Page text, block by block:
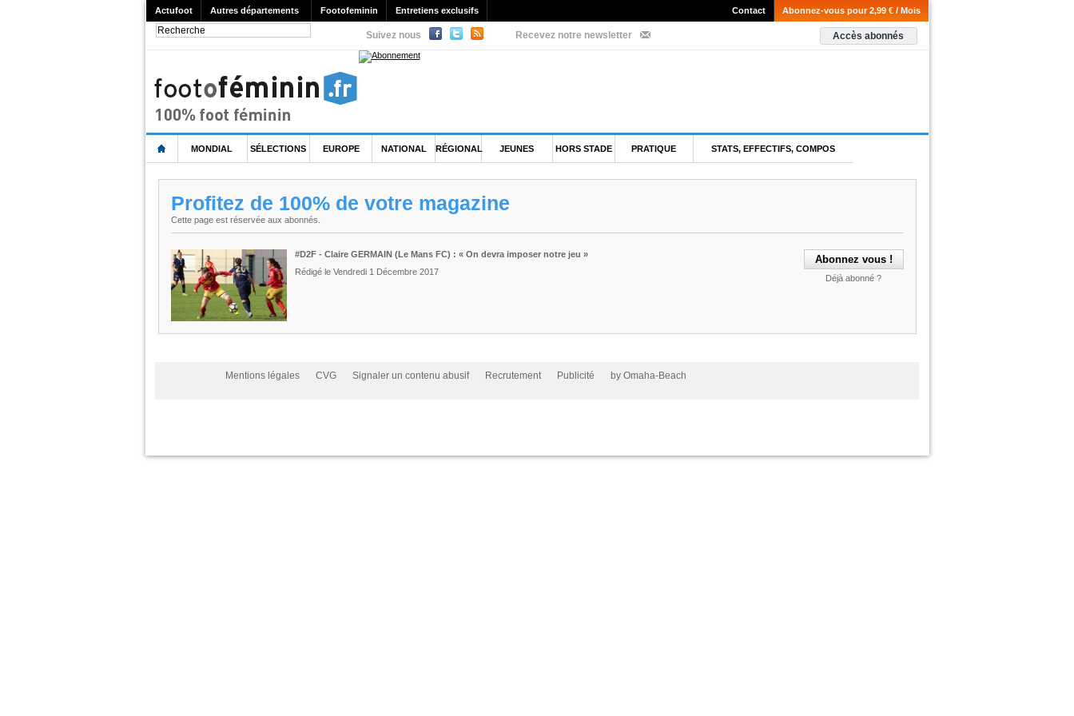
Actufoot Autres départements Footofeminin Entretiens exclusifs Abonnez-vous pour 2,99 € / Mois
Contact
Suivez nous Recevez notre newsletter Accès abonnés
MONDIAL SÉLECTIONS EUROPE NATIONAL RÉGIONAL JEUNES HORS STADE PRATIQUE STATS, EFFECTIFS, COMPOS
Profitez de 100% de votre magazine
Cette page est réservée aux abonnés.
Déjà abonné ?
#D2F - Claire GERMAIN (Le Mans FC) : « On devra imposer notre jeu »
Rédigé le Vendredi 1 Décembre 2017
Mentions légales CVG Signaler un contenu abusif Recrutement Publicité by Omaha-Beach